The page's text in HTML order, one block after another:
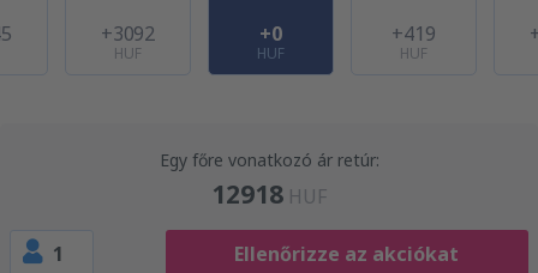
+3092
HUF
+0
HUF
+419
HUF
Egy főre vonatkozó ár retúr:
12918 HUF
1 Ellenőrizze az akciókat